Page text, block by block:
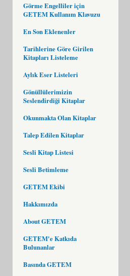
Görme Engelliler için
GETEM Kullanım Klavuzu
En Son Eklenenler
Tarihlerine Göre Girilen
Kitapları Listeleme
Aylık Eser Listeleri
Gönüllülerimizin
Seslendirdiği Kitaplar
Okunmakta Olan Kitaplar
Talep Edilen Kitaplar
Sesli Kitap Listesi
Sesli Betimleme
GETEM Ekibi
Hakkımızda
About GETEM
GETEM'e Katkıda
Bulunanlar
Basında GETEM